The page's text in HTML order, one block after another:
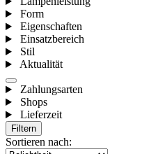
Form
Eigenschaften
Einsatzbereich
Stil
Aktualität
Zahlungsarten
Shops
Lieferzeit
Filtern
Sortieren nach: